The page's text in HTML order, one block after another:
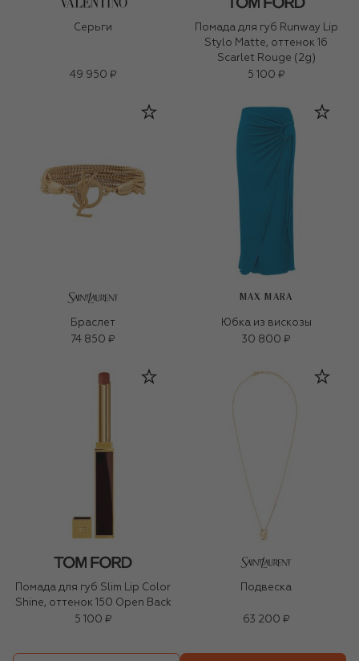
Серьги
49 950 ₽
Помада для губ Runway Lip
Stylo Matte, оттенок 16
Scarlet Rouge (2g)
5 100 ₽
Браслет
74 850 ₽
MAX MARA
Юбка из вискозы
30 800 ₽
Помада для губ Slim Lip Color
Shine, оттенок 150 Open Back
5 100 ₽
Подвеска
63 200 ₽